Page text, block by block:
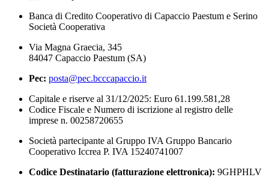
Banca di Credito Cooperativo di Capaccio Paestum e Serino
Società Cooperativa
Via Magna Graecia, 345
84047 Capaccio Paestum (SA)
Pec: posta@pec.bcccapaccio.it
Capitale e riserve al 31/12/2025: Euro 61.199.581,28
Codice Fiscale e Numero di iscrizione al registro delle
imprese n. 00258720655
Società partecipante al Gruppo IVA Gruppo Bancario
Cooperativo Iccrea P. IVA 15240741007
Codice Destinatario (fatturazione elettronica): 9GHPHLV